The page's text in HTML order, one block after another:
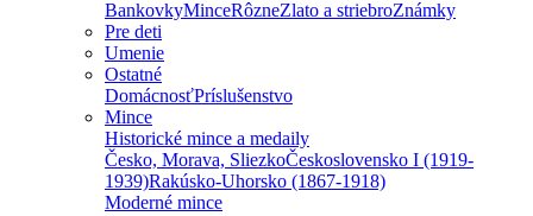
BankovkyMinceRôzneZlato a striebroZnámky
Pre deti
Umenie
Ostatné
DomácnosťPríslušenstvo
Mince
Historické mince a medaily
Česko, Morava, SliezkoČeskoslovensko I (1919-
1939)Rakúsko-Uhorsko (1867-1918)
Moderné mince